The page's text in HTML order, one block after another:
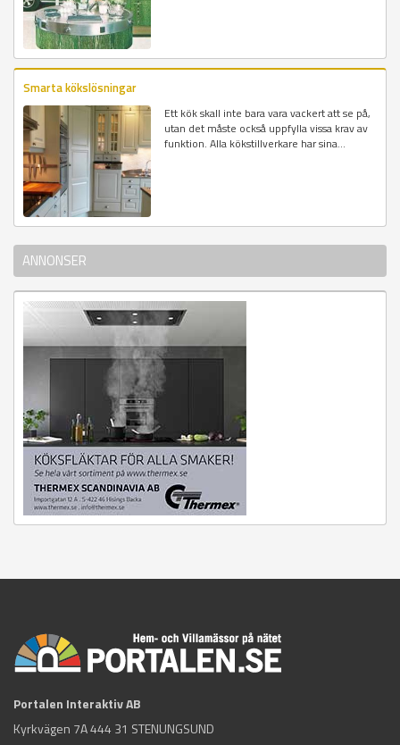
Smarta kökslösningar
Ett kök skall inte bara vara vackert att se på,
utan det måste också uppfylla vissa krav av
funktion. Alla kökstillverkare har sina...
ANNONSER
Portalen Interaktiv AB
Kyrkvägen 7A 444 31 STENUNGSUND